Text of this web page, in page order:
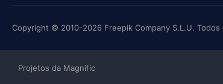
Copyright © 2010-2026 Freepik Company S.L.U.
Projetos da Magnific